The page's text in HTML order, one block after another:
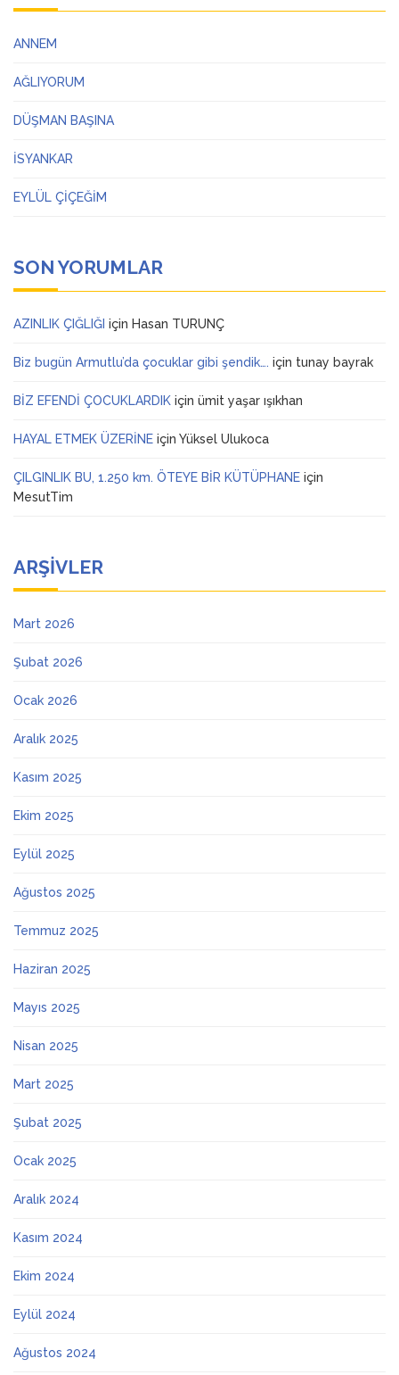
ANNEM
AĞLIYORUM
DÜŞMAN BAŞINA
İSYANKAR
EYLÜL ÇİÇEĞİM
SON YORUMLAR
AZINLIK ÇIĞLIĞI için Hasan TURUNÇ
Biz bugün Armutlu’da çocuklar gibi şendik…. için tunay bayrak
BİZ EFENDİ ÇOCUKLARDIK için ümit yaşar ışıkhan
HAYAL ETMEK ÜZERİNE için Yüksel Ulukoca
ÇILGINLIK BU, 1.250 km. ÖTEYE BİR KÜTÜPHANE için
MesutTim
ARŞIVLER
Mart 2026
Şubat 2026
Ocak 2026
Aralık 2025
Kasım 2025
Ekim 2025
Eylül 2025
Ağustos 2025
Temmuz 2025
Haziran 2025
Mayıs 2025
Nisan 2025
Mart 2025
Şubat 2025
Ocak 2025
Aralık 2024
Kasım 2024
Ekim 2024
Eylül 2024
Ağustos 2024